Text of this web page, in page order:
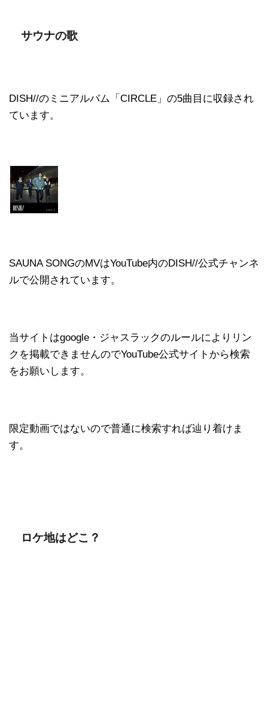
サウナの歌
DISH//のミニアルバム「CIRCLE」の5曲目に収録され
ています。
SAUNA SONGのMVはYouTube内のDISH//公式チャンネ
ルで公開されています。
当サイトはgoogle・ジャスラックのルールによりリン
クを掲載できませんのでYouTube公式サイトから検索
をお願いします。
限定動画ではないので普通に検索すれば辿り着けま
す。
ロケ地はどこ？